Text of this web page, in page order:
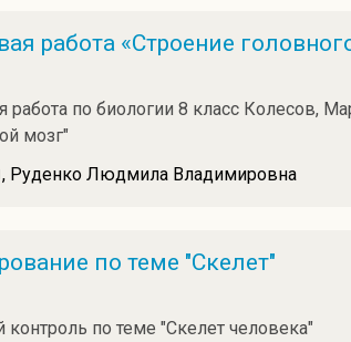
работа «Строение
работа по биологии 8 класс Колесов,
мозг"
, Руденко Людмила Владимировна
по теме "Скелет"
контроль по теме "Скелет человека"